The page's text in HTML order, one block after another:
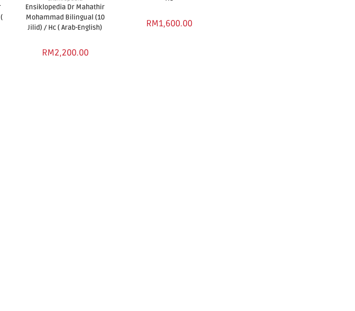
Ensiklopedia Dr Mahathir
Mohammad Bilingual (10
Jilid) / Hc ( Arab-English)
RM2,200.00
RM1,600.00